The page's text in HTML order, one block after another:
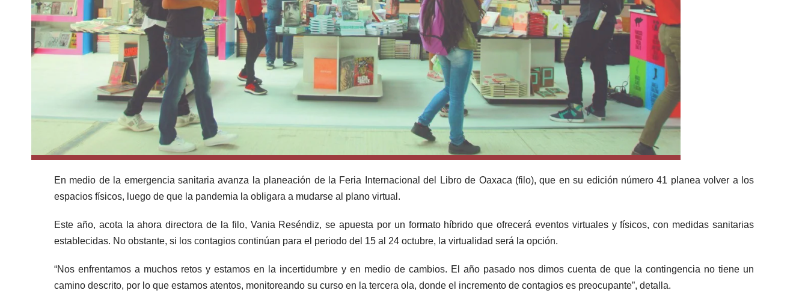
En medio de la emergencia sanitaria avanza la planeación de la Feria Internacional del Libro de Oaxaca (filo), que en su edición número 41 planea volver a los
espacios físicos, luego de que la pandemia la obligara a mudarse al plano virtual.
Este año, acota la ahora directora de la filo, Vania Reséndiz, se apuesta por un formato híbrido que ofrecerá eventos virtuales y físicos, con medidas sanitarias
establecidas. No obstante, si los contagios continúan para el periodo del 15 al 24 octubre, la virtualidad será la opción.
“Nos enfrentamos a muchos retos y estamos en la incertidumbre y en medio de cambios. El año pasado nos dimos cuenta de que la contingencia no tiene un
camino descrito, por lo que estamos atentos, monitoreando su curso en la tercera ola, donde el incremento de contagios es preocupante”, detalla.